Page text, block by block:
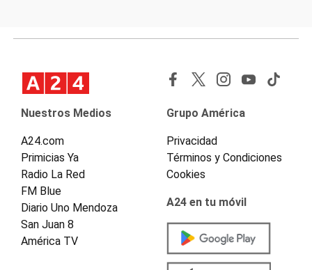
Nuestros Medios
A24.com
Primicias Ya
Radio La Red
FM Blue
Diario Uno Mendoza
San Juan 8
América TV
Grupo América
Privacidad
Términos y Condiciones
Cookies
A24 en tu móvil